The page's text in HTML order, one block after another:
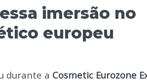
imersão no
europeu
durante a Cosmetic Eurozone